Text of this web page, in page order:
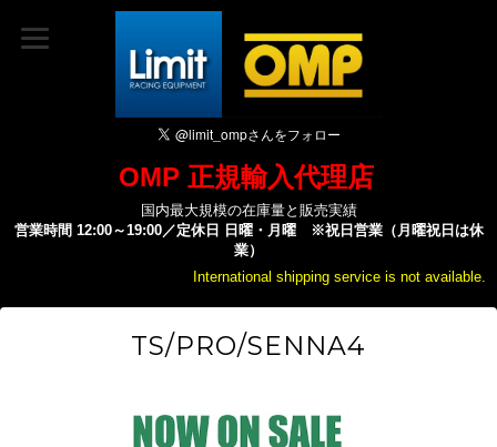
OMP 正規輸入代理店
国内最大規模の在庫量と販売実績
営業時間 12:00～19:00／定休日 日曜・月曜 ※祝日営業（月曜祝日は休
業）
International shipping service is not available.
TS/PRO/SENNA4